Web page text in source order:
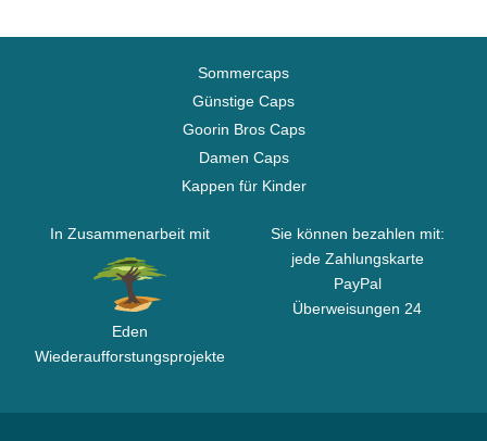
Sommercaps
Günstige Caps
Goorin Bros Caps
Damen Caps
Kappen für Kinder
In Zusammenarbeit mit
Eden
Wiederaufforstungsprojekte
Sie können bezahlen mit:
jede Zahlungskarte
PayPal
Überweisungen 24